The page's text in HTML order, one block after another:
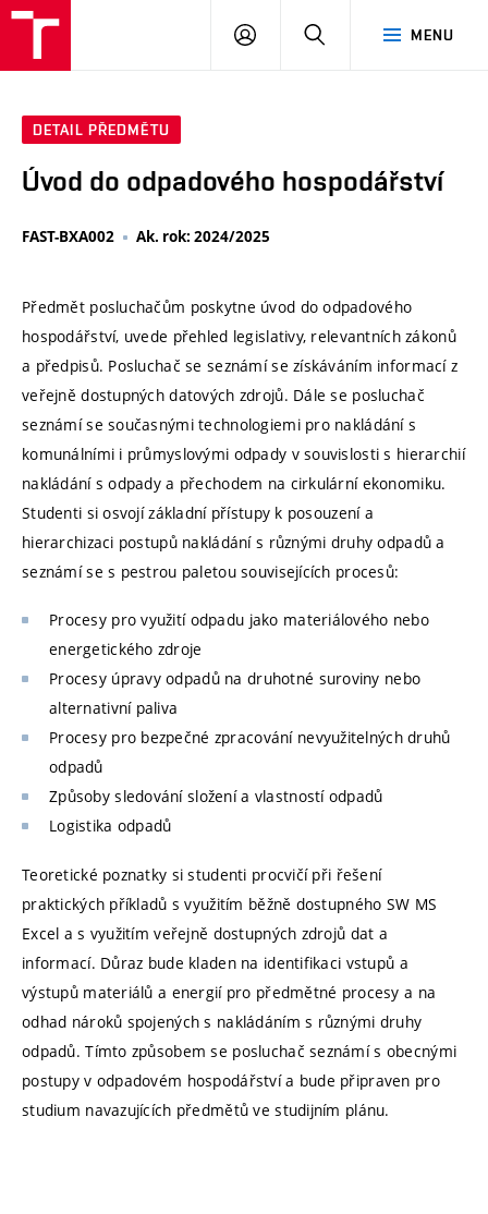
MENU
PŘIHLÁSIT
DETAIL PŘEDMĚTU
Úvod do odpadového hospodářství
FAST-BXA002 Ak. rok: 2024/2025
Předmět posluchačům poskytne úvod do odpadového
hospodářství, uvede přehled legislativy, relevantních zákonů
a předpisů. Posluchač se seznámí se získáváním informací z
veřejně dostupných datových zdrojů. Dále se posluchač
seznámí se současnými technologiemi pro nakládání s
komunálními i průmyslovými odpady v souvislosti s hierarchií
nakládání s odpady a přechodem na cirkulární ekonomiku.
Studenti si osvojí základní přístupy k posouzení a
hierarchizaci postupů nakládání s různými druhy odpadů a
seznámí se s pestrou paletou souvisejících procesů:
Procesy pro využití odpadu jako materiálového nebo
energetického zdroje
Procesy úpravy odpadů na druhotné suroviny nebo
alternativní paliva
Procesy pro bezpečné zpracování nevyužitelných druhů
odpadů
Způsoby sledování složení a vlastností odpadů
Logistika odpadů
Teoretické poznatky si studenti procvičí při řešení
praktických příkladů s využitím běžně dostupného SW MS
Excel a s využitím veřejně dostupných zdrojů dat a
informací. Důraz bude kladen na identifikaci vstupů a
výstupů materiálů a energií pro předmětné procesy a na
odhad nároků spojených s nakládáním s různými druhy
odpadů. Tímto způsobem se posluchač seznámí s obecnými
postupy v odpadovém hospodářství a bude připraven pro
studium navazujících předmětů ve studijním plánu.